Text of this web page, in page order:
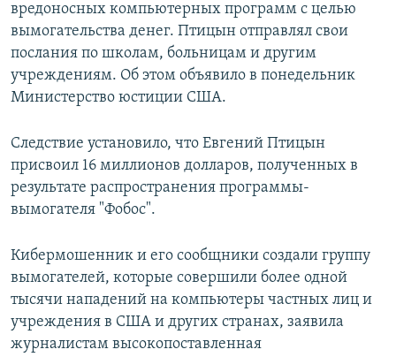
вредоносных компьютерных программ с целью
вымогательства денег. Птицын отправлял свои
послания по школам, больницам и другим
учреждениям. Об этом объявило в понедельник
Министерство юстиции США.
Следствие установило, что Евгений Птицын
присвоил 16 миллионов долларов, полученных в
результате распространения программы-
вымогателя "Фобос".
Кибермошенник и его сообщники создали группу
вымогателей, которые совершили более одной
тысячи нападений на компьютеры частных лиц и
учреждения в США и других странах, заявила
журналистам высокопоставленная